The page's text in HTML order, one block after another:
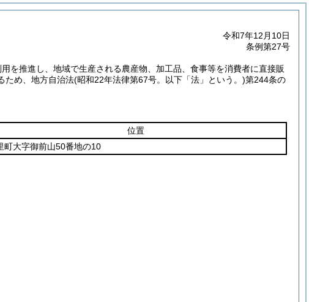
令和7年12月10日
条例第27号
を推進し、地域で生産される農産物、加工品、食事等を消費者に直接販
ため、地方自治法(昭和22年法律第67号。以下「法」という。)第244条の
位置
町大字御前山50番地の10